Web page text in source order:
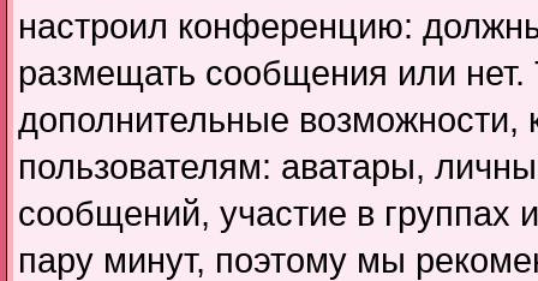
настроил конференцию:
размещать сообщения или
дополнительные
пользователям: аватары,
сообщений, участие в группах
пару минут, поэтому мы